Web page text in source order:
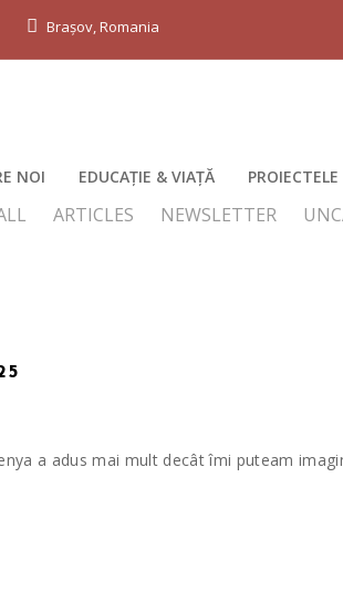
Brașov, Romania
NOI EDUCAȚIE & VIAȚĂ
ARTICLES NEWSLETTER
a adus mai mult decât îmi puteam